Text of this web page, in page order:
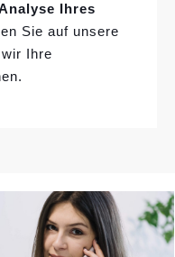
Ihres
Sie auf unsere
Ihre